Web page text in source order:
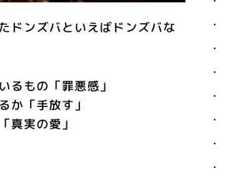
ドンズバといえばドンズバな
るもの「罪悪感」
か「手放す」
真実の愛」